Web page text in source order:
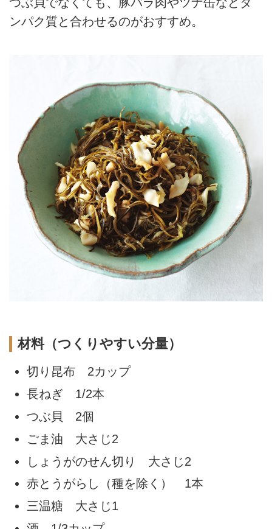
ンパク質と合わせるのがおすすめ。
材料（つくりやすい分量）
切り昆布 2カップ
長ねぎ 1/2本
つぶ貝 2個
ごま油 大さじ2
しょうがのせん切り 大さじ2
赤とうがらし（種を除く） 1本
三温糖 大さじ1